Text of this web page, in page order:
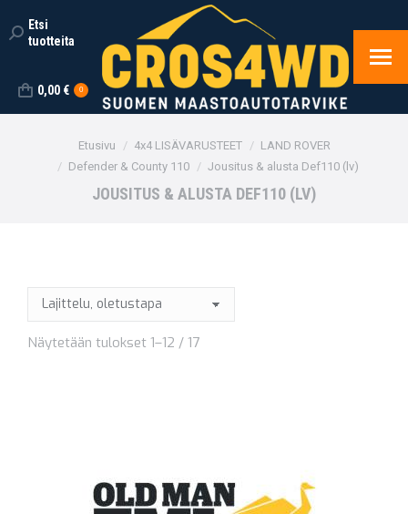
Search:
Etsi
tuotteita
0,00 € 0
You are here:
Etusivu 4x4 LISÄVARUSTEET
LAND ROVER
Defender & County 110
Jousitus & alusta Def110 (lv)
JOUSITUS & ALUSTA DEF110 (LV)
Näytetään tulokset 1–12 / 17